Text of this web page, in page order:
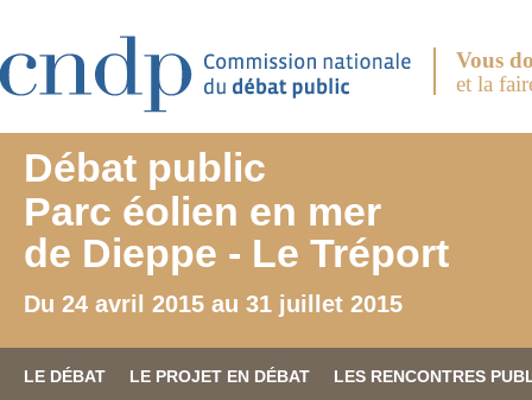
Vous
et la
Débat public
Parc éolien en mer
de Dieppe - Le Tréport
Du 24 avril 2015 au 31 juillet 2015
LE DÉBAT LE PROJET EN DÉBAT LES RENCONTRES